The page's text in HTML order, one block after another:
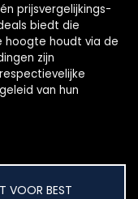
prijsvergelijkings-
biedt die
hoogte houdt via de
zijn
van hun
VOOR BEST